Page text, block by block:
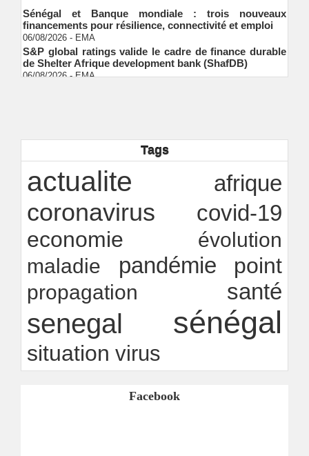
Sénégal et Banque mondiale : trois nouveaux
financements pour résilience, connectivité et emploi
06/08/2026 - EMA
S&P global ratings valide le cadre de finance durable
de Shelter Afrique development bank (ShafDB)
06/08/2026 -EMA
transparence locale, impact national
Ndakhté M. GAYE
Rapport Bceao 2025 : résilience, transition et
innovation
24/07/2026 -Ndakhté M. GAYE
Tags
actualite afrique
coronavirus covid-19
economie
évolution
maladie
pandémie point
propagation santé
senegal sénégal
situation virus
Facebook